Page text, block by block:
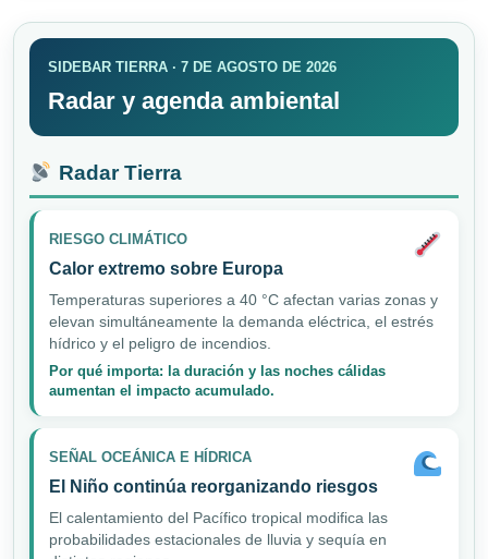
SIDEBAR TIERRA · 7 DE AGOSTO DE 2026
Radar y agenda ambiental
Radar Tierra
RIESGO CLIMÁTICO
Calor extremo sobre Europa
Temperaturas superiores a 40 °C afectan varias zonas y
elevan simultáneamente la demanda eléctrica, el estrés
hídrico y el peligro de incendios.
Por qué importa: la duración y las noches cálidas
aumentan el impacto acumulado.
SEÑAL OCEÁNICA E HÍDRICA
El Niño continúa reorganizando riesgos
El calentamiento del Pacífico tropical modifica las
probabilidades estacionales de lluvia y sequía en